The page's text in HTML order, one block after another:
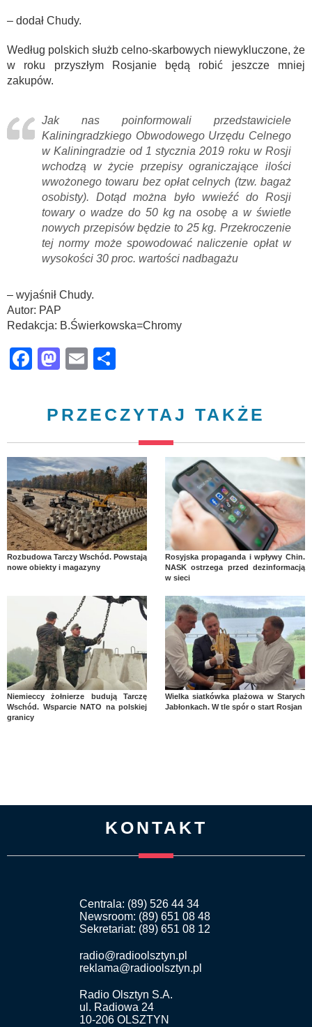
– dodał Chudy.
Według polskich służb celno-skarbowych niewykluczone, że
w roku przyszłym Rosjanie będą robić jeszcze mniej
zakupów.
Jak nas poinformowali przedstawiciele
Kaliningradzkiego Obwodowego Urzędu Celnego
w Kaliningradzie od 1 stycznia 2019 roku w Rosji
wchodzą w życie przepisy ograniczające ilości
wwożonego towaru bez opłat celnych (tzw. bagaż
osobisty). Dotąd można było wwieźć do Rosji
towary o wadze do 50 kg na osobę a w świetle
nowych przepisów będzie to 25 kg. Przekroczenie
tej normy może spowodować naliczenie opłat w
wysokości 30 proc. wartości nadbagażu
– wyjaśnił Chudy.
Autor: PAP
Redakcja: B.Świerkowska=Chromy
Facebook
Mastodon
Email
PRZECZYTAJ TAKŻE
Rozbudowa Tarczy Wschód. Powstają
nowe obiekty i magazyny
Rosyjska propaganda i wpływy Chin.
NASK ostrzega przed dezinformacją
w sieci
Niemieccy żołnierze budują Tarczę
Wschód. Wsparcie NATO na polskiej
granicy
Wielka siatkówka plażowa w Starych
Jabłonkach. W tle spór o start Rosjan
KONTAKT
Centrala: (89) 526 44 34
Newsroom: (89) 651 08 48
Sekretariat: (89) 651 08 12
radio@radioolsztyn.pl
reklama@radioolsztyn.pl
Radio Olsztyn S.A.
ul. Radiowa 24
10-206 OLSZTYN